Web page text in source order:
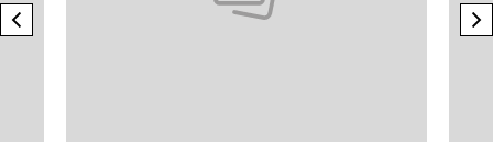
previous element